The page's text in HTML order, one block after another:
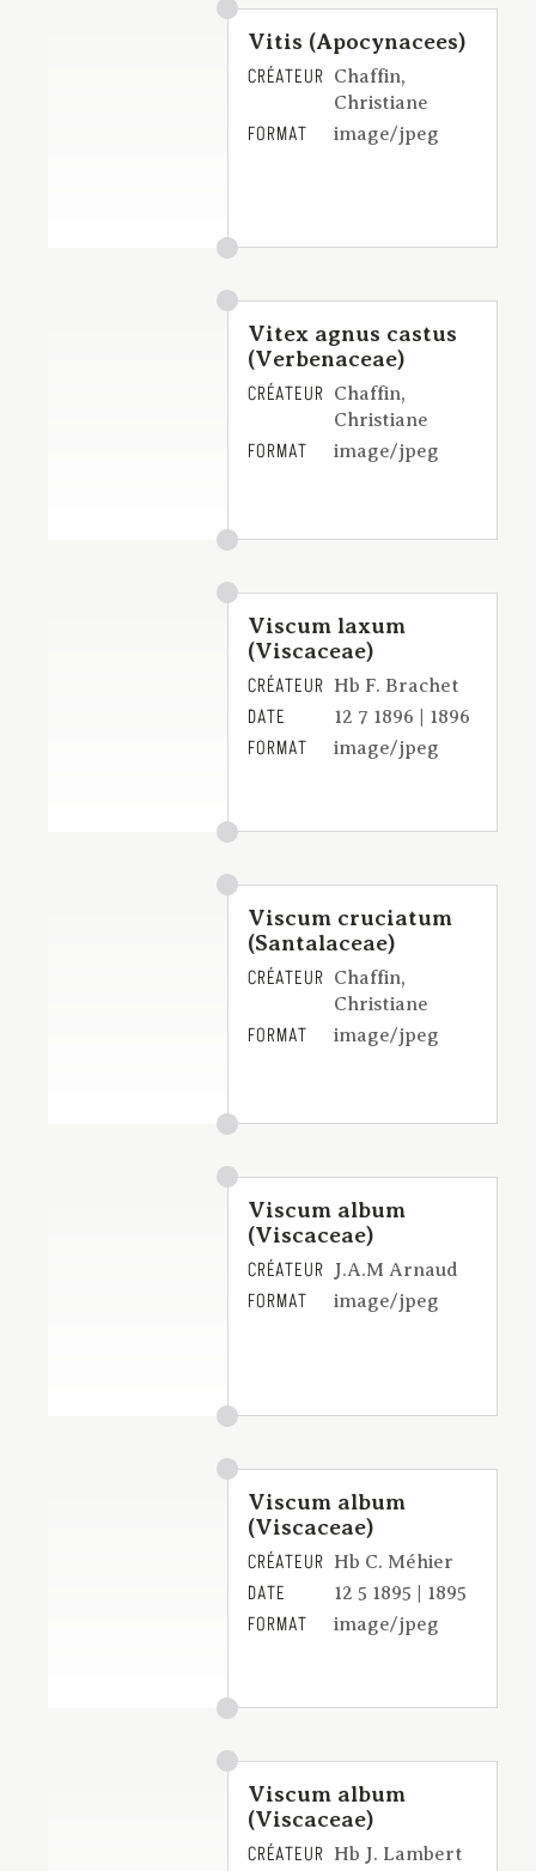
Vitis (Apocynacees)
CRÉATEUR Chaffin,
Christiane
FORMAT image/jpeg
Vitex agnus castus
(Verbenaceae)
CRÉATEUR Chaffin,
Christiane
FORMAT image/jpeg
Viscum laxum
(Viscaceae)
CRÉATEUR Hb F. Brachet
DATE 12 7 1896 | 1896
FORMAT image/jpeg
Viscum cruciatum
(Santalaceae)
CRÉATEUR Chaffin,
Christiane
FORMAT image/jpeg
Viscum album
(Viscaceae)
CRÉATEUR J.A.M Arnaud
FORMAT image/jpeg
Viscum album
(Viscaceae)
CRÉATEUR Hb C. Méhier
DATE 12 5 1895 | 1895
FORMAT image/jpeg
Viscum album
(Viscaceae)
CRÉATEUR Hb J. Lambert